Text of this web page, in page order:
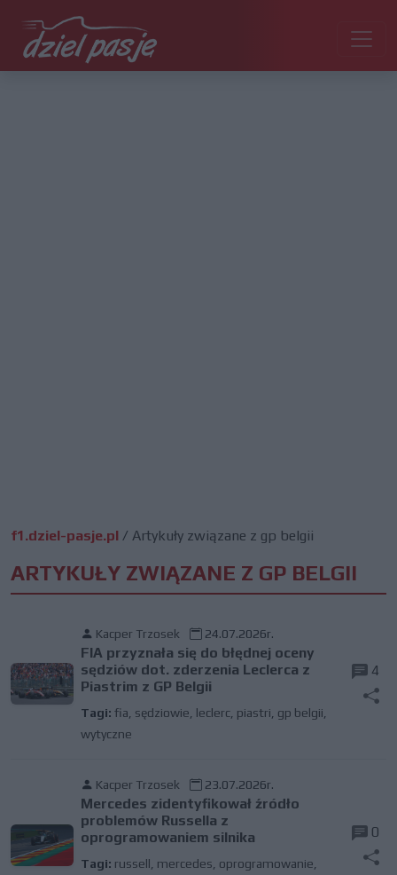
f1.dziel-pasje.pl / Artykuły związane z gp belgii
ARTYKUŁY ZWIĄZANE Z GP BELGII
Kacper Trzosek 24.07.2026r.
FIA przyznała się do błędnej oceny
sędziów dot. zderzenia Leclerca z
Piastrim z GP Belgii
Tagi: fia sędziowie leclerc, piastri gp belgii
wytyczne
4
Kacper Trzosek 23.07.2026r.
Mercedes zidentyfikował źródło
problemów Russella z
oprogramowaniem silnika
Tagi: russell mercedes oprogramowanie
0